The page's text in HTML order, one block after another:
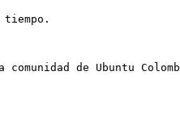
de Ubuntu